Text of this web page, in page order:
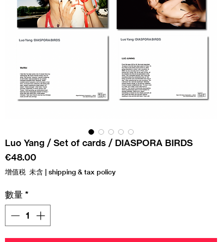
Luo Yang / Set of cards / DIASPORA BIRDS
€48.00價
格
增值税 未含 | shipping & tax policy
數量 *